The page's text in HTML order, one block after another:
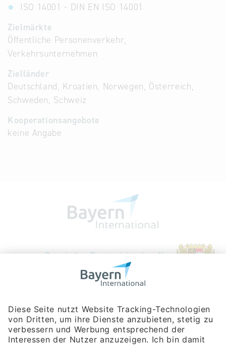
ISO 14001 - DIN EN ISO 14001
Zielmärkte
Öffentliche Personenverkehr,
Verkehrsunternehmen
Zielländer
Deutschland, Kroatien, Norwegen, Österreich,
Schweden, Schweiz
Kooperationsangebote
keine Angabe
Bayerische Gesellschaft für Internationale
Rosenheimer Str. 143C
81671 München
Tel:+49 180 5949260